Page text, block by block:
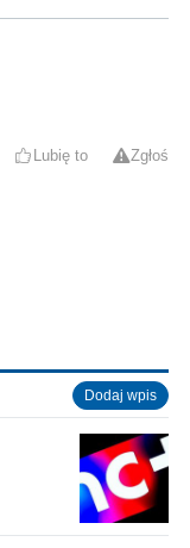
Lubię to Zgłoś
Dodaj wpis